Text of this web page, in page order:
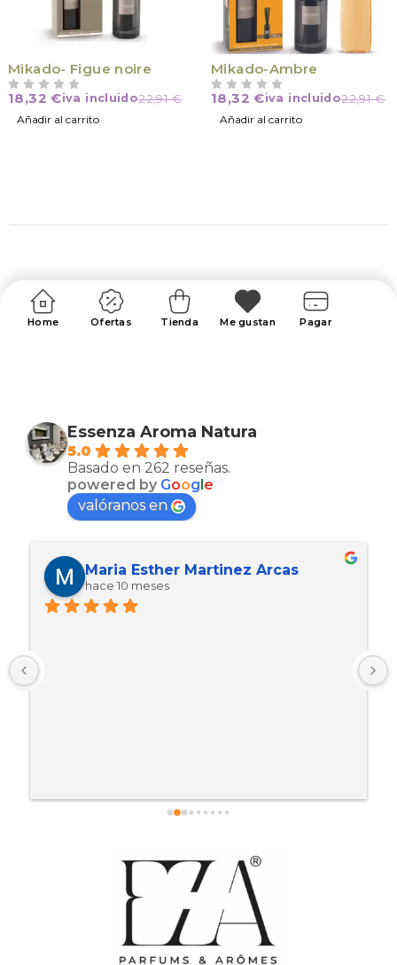
Mikado- Figue noire
22,91€
18,32€iva incluido
Añadir al carrito
Mikado-Ambre
22,91€
18,32€iva incluido
Añadir al carrito
Home Ofertas Tienda Me gustan Pagar
Essenza Aroma Natura
5.0
Basado en 262 reseñas.
powered by Goog e
valóranos en
Maria Esther Martinez Arcas
hace 10 meses